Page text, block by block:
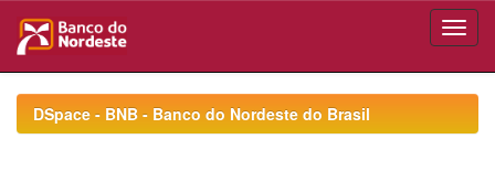
navigationDSpace - BNB - Banco do Nordeste do Brasil